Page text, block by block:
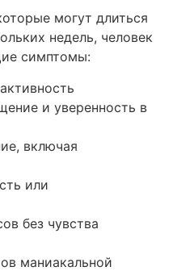
могут длиться
недель, человек
симптомы:
и уверенность в
включая
или
без чувства
маниакальной